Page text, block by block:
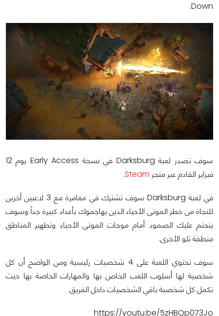
Down.
سوف تصدر لعبة Darksburg في نسخة Early Access يوم 12
فبراير القادم عبر متجر Steam
.
في لعبة Darksburg سوف تشترك في مغامرة مع 3 لاعبين أخرين
للنجاة من خطر الموتى الأحياء الذين يهاجموك بأعداد كبيرة جداً وسوف
يتحتم عليك الصمود أمام موجات الموتى الأحياء وتطهير المناطق
منطقة تلو الأخرى.
سوف تحتوي اللعبة على 4 شخصيات رئيسية ومن الواضح أن كل
شخصية لها أسلوب اللعب الخاص بها والمهارات الخاصة بها حيث
تكمل كل شخصية باقي الشخصيات داخل الفريق.
https://youtu.be/5zHBQp073Jo